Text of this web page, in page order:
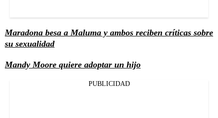
Maradona besa a Maluma y ambos reciben críticas sobre
su sexualidad
Mandy Moore quiere adoptar un hijo
PUBLICIDAD